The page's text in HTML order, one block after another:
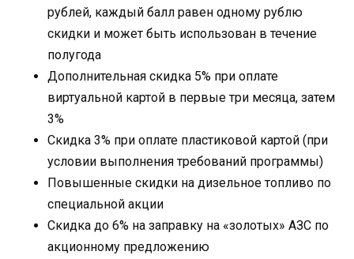
рублей, каждый балл равен одному рублю
скидки и может быть использован в течение
полугода
Дополнительная скидка 5% при оплате
виртуальной картой в первые три месяца, затем
3%
Скидка 3% при оплате пластиковой картой (при
условии выполнения требований программы)
Повышенные скидки на дизельное топливо по
специальной акции
Скидка до 6% на заправку на «золотых» АЗС по
акционному предложению